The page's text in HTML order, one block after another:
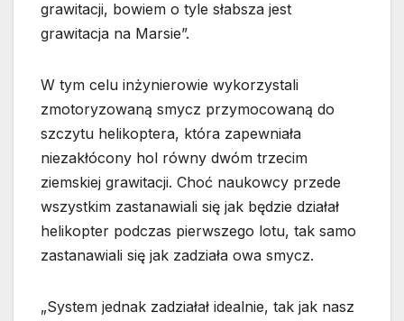
grawitacji, bowiem o tyle słabsza jest
grawitacja na Marsie”.
W tym celu inżynierowie wykorzystali
zmotoryzowaną smycz przymocowaną do
szczytu helikoptera, która zapewniała
niezakłócony hol równy dwóm trzecim
ziemskiej grawitacji. Choć naukowcy przede
wszystkim zastanawiali się jak będzie działał
helikopter podczas pierwszego lotu, tak samo
zastanawiali się jak zadziała owa smycz.
„System jednak zadziałał idealnie, tak jak nasz